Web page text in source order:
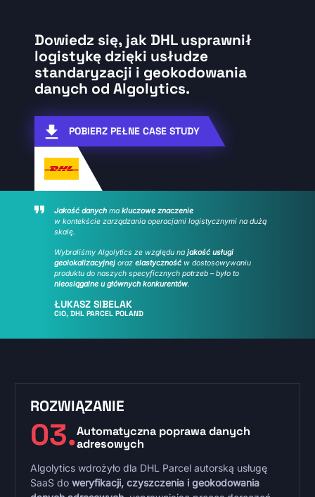
Dowiedz się, jak DHL usprawnił
logistykę dzięki usłudze
standaryzacji i geokodowania
danych od Algolytics.
POBIERZ PEŁNE CASE STUDY
Jakość danych ma kluczowe znaczenie
w kontekście zarządzania operacjami logistycznymi na dużą
skalę.
Wybraliśmy Algolytics ze względu na jakość usługi
geolokalizacyjnej oraz elastyczność w dostosowywaniu
produktu do naszych specyficznych potrzeb – było to
nieosiągalne u głównych konkurentów.
ŁUKASZ SIBELAK
CIO, DHL PARCEL POLAND
ROZWIĄZANIE
03.Automatyczna poprawa danych
adresowych
Algolytics wdrożyło dla DHL Parcel autorską usługę
SaaS do weryfikacji, czyszczenia i geokodowania